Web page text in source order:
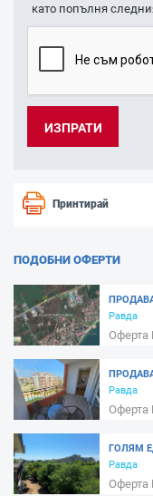
като попълня
Принтирай
ПОДОБНИ ОФЕРТИ
Равда
Оферта
ПЪРВА
Равда
Оферта
ГОЛЯМ
Равда
Оферта